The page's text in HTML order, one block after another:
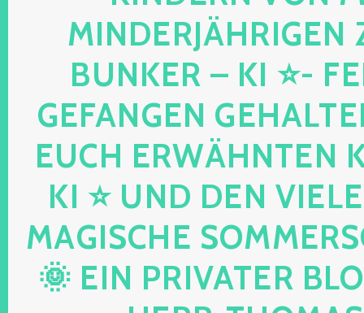
INDERJÄHRIGEN
UNKER – KI ⭐-
EFANGEN
UCH ERWÄHNTEN
I ⭐ UND DEN
AGISCHE
 EIN PRIVATER